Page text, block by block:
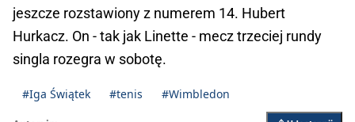
jeszcze rozstawiony z numerem 14. Hubert
Hurkacz. On - tak jak Linette - mecz trzeciej rundy
singla rozegra w sobotę.
#Iga Świątek #tenis #Wimbledon